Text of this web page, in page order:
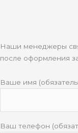
Наши менеджеры
после оформления
Ваше имя
Ваш телефон